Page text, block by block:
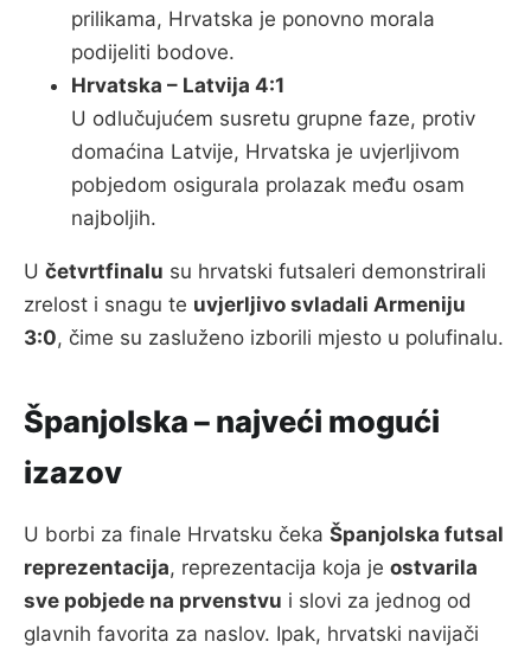
prilikama, Hrvatska je ponovno morala
podijeliti bodove.
Hrvatska – Latvija 4:1
U odlučujućem susretu grupne faze, protiv
domaćina Latvije, Hrvatska je uvjerljivom
pobjedom osigurala prolazak među osam
najboljih.
U četvrtfinalu su hrvatski futsaleri demonstrirali
zrelost i snagu te uvjerljivo svladali Armeniju
3:0, čime su zasluženo izborili mjesto u polufinalu.
Španjolska – najveći mogući
izazov
U borbi za finale Hrvatsku čeka Španjolska futsal
reprezentacija, reprezentacija koja je ostvarila
sve pobjede na prvenstvu i slovi za jednog od
glavnih favorita za naslov. Ipak, hrvatski navijači